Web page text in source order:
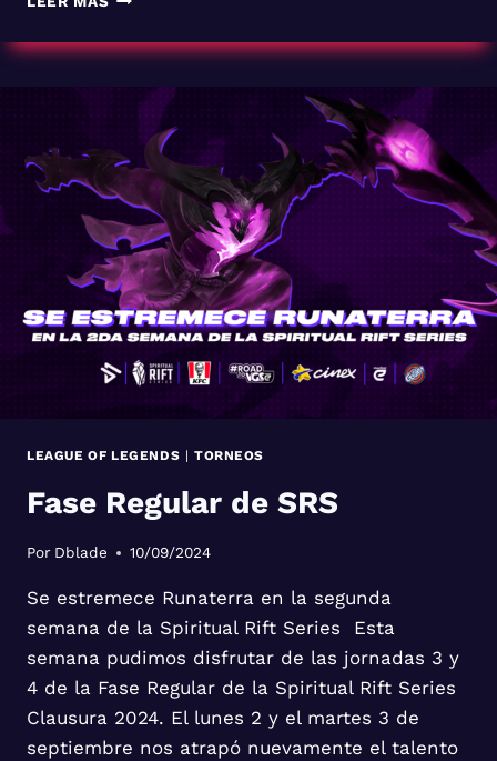
LEAGUE OF LEGENDS | TORNEOS
Fase Regular de SRS
Por Dblade 10/09/2024
Se estremece Runaterra en la segunda
semana de la Spiritual Rift Series Esta
semana pudimos disfrutar de las jornadas 3 y
4 de la Fase Regular de la Spiritual Rift Series
Clausura 2024. El lunes 2 y el martes 3 de
septiembre nos atrapó nuevamente el talento